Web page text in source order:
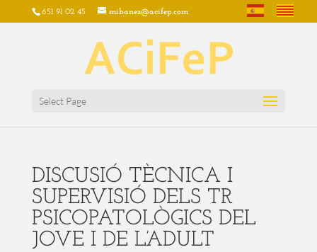
651 91 02 45 mibanez@acifep.com
Select Page
DISCUSIÓ TÈCNICA I
SUPERVISIÓ DELS TR
PSICOPATOLÒGICS DEL
JOVE I DE L’ADULT